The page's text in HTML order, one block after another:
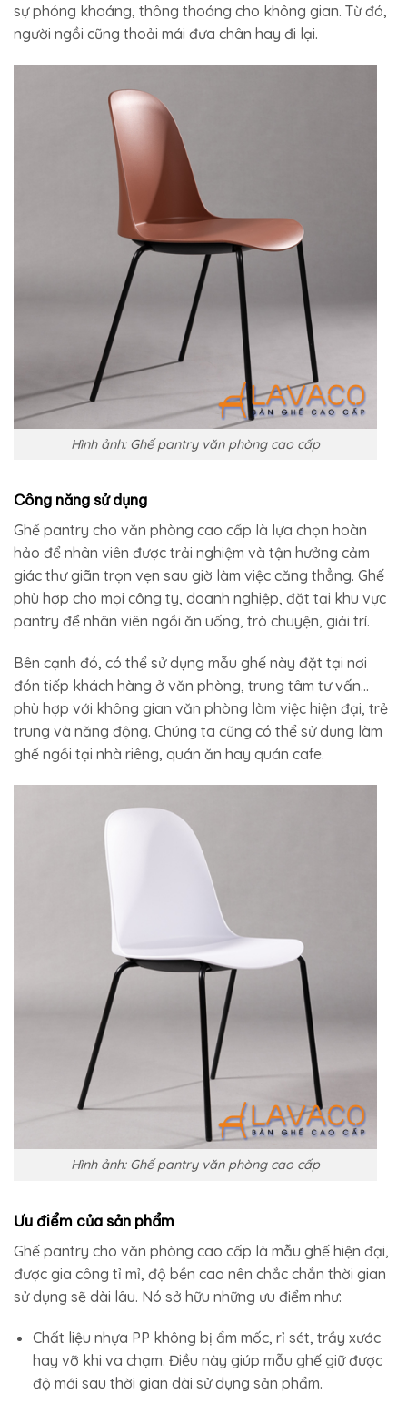
sự phóng khoáng, thông thoáng cho không gian. Từ đó,
người ngồi cũng thoải mái đưa chân hay đi lại.
Hình ảnh: Ghế pantry văn phòng cao cấp
Công năng sử dụng
Ghế pantry cho văn phòng cao cấp là lựa chọn hoàn
hảo để nhân viên được trải nghiệm và tận hưởng cảm
giác thư giãn trọn vẹn sau giờ làm việc căng thẳng. Ghế
phù hợp cho mọi công ty, doanh nghiệp, đặt tại khu vực
pantry để nhân viên ngồi ăn uống, trò chuyện, giải trí.
Bên cạnh đó, có thể sử dụng mẫu ghế này đặt tại nơi
đón tiếp khách hàng ở văn phòng, trung tâm tư vấn…
phù hợp với không gian văn phòng làm việc hiện đại, trẻ
trung và năng động. Chúng ta cũng có thể sử dụng làm
ghế ngồi tại nhà riêng, quán ăn hay quán cafe.
Hình ảnh: Ghế pantry văn phòng cao cấp
Ưu điểm của sản phẩm
Ghế pantry cho văn phòng cao cấp là mẫu ghế hiện đại,
được gia công tỉ mỉ, độ bền cao nên chắc chắn thời gian
sử dụng sẽ dài lâu. Nó sở hữu những ưu điểm như:
Chất liệu nhựa PP không bị ẩm mốc, rỉ sét, trầy xước
hay vỡ khi va chạm. Điều này giúp mẫu ghế giữ được
độ mới sau thời gian dài sử dụng sản phẩm.